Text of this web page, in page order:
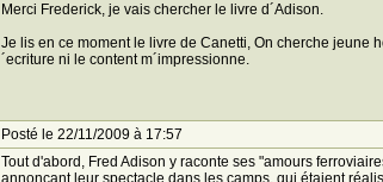
Merci Frederick, je vais chercher le livre d´Adison.
Je lis en ce moment le livre de Canetti, On cherche jeune
´ecriture ni le content m´impressionne.
Posté le 22/11/2009 à 17:57
Tout d'abord, Fred Adison y raconte ses "amours
annonçant leur spectacle dans les camps, qui étaient